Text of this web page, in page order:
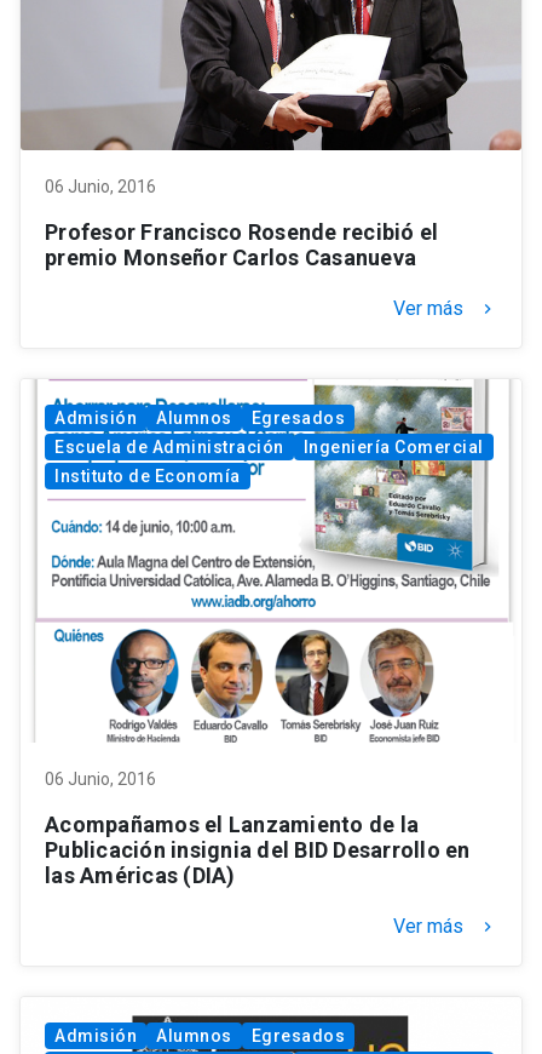
06 Junio, 2016
Profesor Francisco Rosende recibió el
premio Monseñor Carlos Casanueva
Ver más keyboard_arrow_right
Admisión Alumnos
Egresados
Escuela de Administración
Ingeniería Comercial
Instituto de Economía
06 Junio, 2016
Acompañamos el Lanzamiento de la
Publicación insignia del BID Desarrollo en
las Américas (DIA)
Ver más keyboard_arrow_right
Admisión Alumnos
Egresados